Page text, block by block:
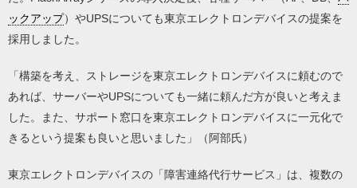
ックアップ）やUPSについても東京エレクトロンデバイスの提案を
採用しました。
「構築を考え、ストレージを東京エレクトロンデバイスに頼むので
あれば、サーバーやUPSについても一緒に頼んだ方が良いと考えま
した。また、サポート窓口を東京エレクトロンデバイスに一元化で
きるという提案も良いと思いました」（阿部氏）
東京エレクトロンデバイスの「障害連絡代行サービス」は、複数の